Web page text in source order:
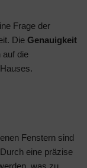
Frage der
Die Genauigkeit
auf die
Fenstern sind
eine präzise
was zu